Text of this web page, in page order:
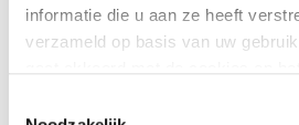
informatie die u aan ze heeft
verzameld op basis van uw
Vul deze informatie aan of geef een